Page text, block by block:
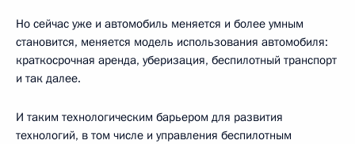
Но сейчас уже и автомобиль меняется и более умным
становится, меняется модель использования автомобиля:
краткосрочная аренда, уберизация, беспилотный транспорт
и так далее.
И таким технологическим барьером для развития
технологий, в том числе и управления беспилотным